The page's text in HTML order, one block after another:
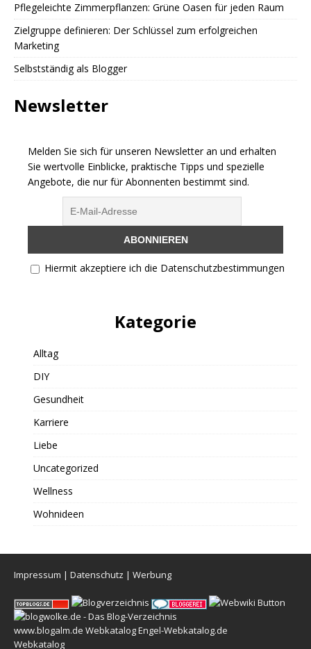
Pflegeleichte Zimmerpflanzen: Grüne Oasen für jeden Raum
Zielgruppe definieren: Der Schlüssel zum erfolgreichen
Marketing
Selbstständig als Blogger
Newsletter
Melden Sie sich für unseren Newsletter an und erhalten
Sie wertvolle Einblicke, praktische Tipps und spezielle
Angebote, die nur für Abonnenten bestimmt sind.
Hiermit akzeptiere ich die Datenschutzbestimmungen
Kategorie
Alltag
DIY
Gesundheit
Karriere
Liebe
Uncategorized
Wellness
Wohnideen
Impressum | Datenschutz | Werbung
www.blogalm.de WebkatalogEngel-Webkatalog.de
Webkatalog